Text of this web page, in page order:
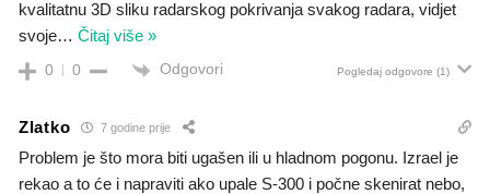
kvalitatnu 3D sliku radarskog pokrivanja svakog radara, vidjet
svoje… Čitaj više »
0 0 Odgovori Pogledaj odgovore (1)
Zlatko 7 godine prije
Problem je što mora biti ugašen ili u hladnom pogonu. Izrael je
rekao a to će i napraviti ako upale S-300 i počne skenirat nebo,